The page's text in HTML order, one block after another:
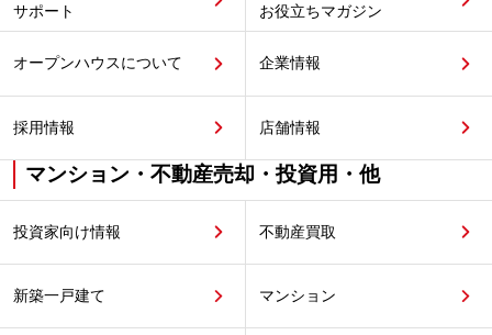
サポート
お役立ちマガジン
オープンハウスについて 企業情報
採用情報 店舗情報
マンション・不動産売却・投資用・他
投資家向け情報 不動産買取
新築一戸建て マンション